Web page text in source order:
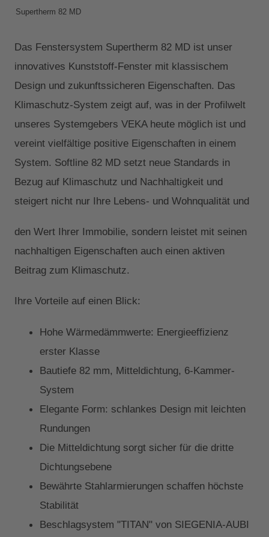
Supertherm 82 MD
Das Fenstersystem Supertherm 82 MD ist unser
innovatives Kunststoff-Fenster mit klassischem
Design und zukunftssicheren Eigenschaften. Das
Klimaschutz-System zeigt auf, was in der Profilwelt
unseres Systemgebers VEKA heute möglich ist und
vereint vielfältige positive Eigenschaften in einem
System. Softline 82 MD setzt neue Standards in
Bezug auf Klimaschutz und Nachhaltigkeit und
steigert nicht nur Ihre Lebens- und Wohnqualität und
den Wert Ihrer Immobilie, sondern leistet mit seinen
nachhaltigen Eigenschaften auch einen aktiven
Beitrag zum Klimaschutz.
Ihre Vorteile auf einen Blick:
Hohe Wärmedämmwerte: Energieeffizienz
erster Klasse
Bautiefe 82 mm, Mitteldichtung, 6-Kammer-
System
Elegante Form: schlankes Design mit leichten
Rundungen
Die Mitteldichtung sorgt sicher für die dritte
Dichtungsebene
Bewährte Stahlarmierungen schaffen höchste
Stabilität
Beschlagsystem "TITAN" von SIEGENIA-AUBI